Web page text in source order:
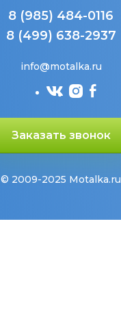
8 (985) 484-0116
8 (499) 638-2937
info@motalka.ru
Заказать звонок
© 2009-2025 Motalka.ru